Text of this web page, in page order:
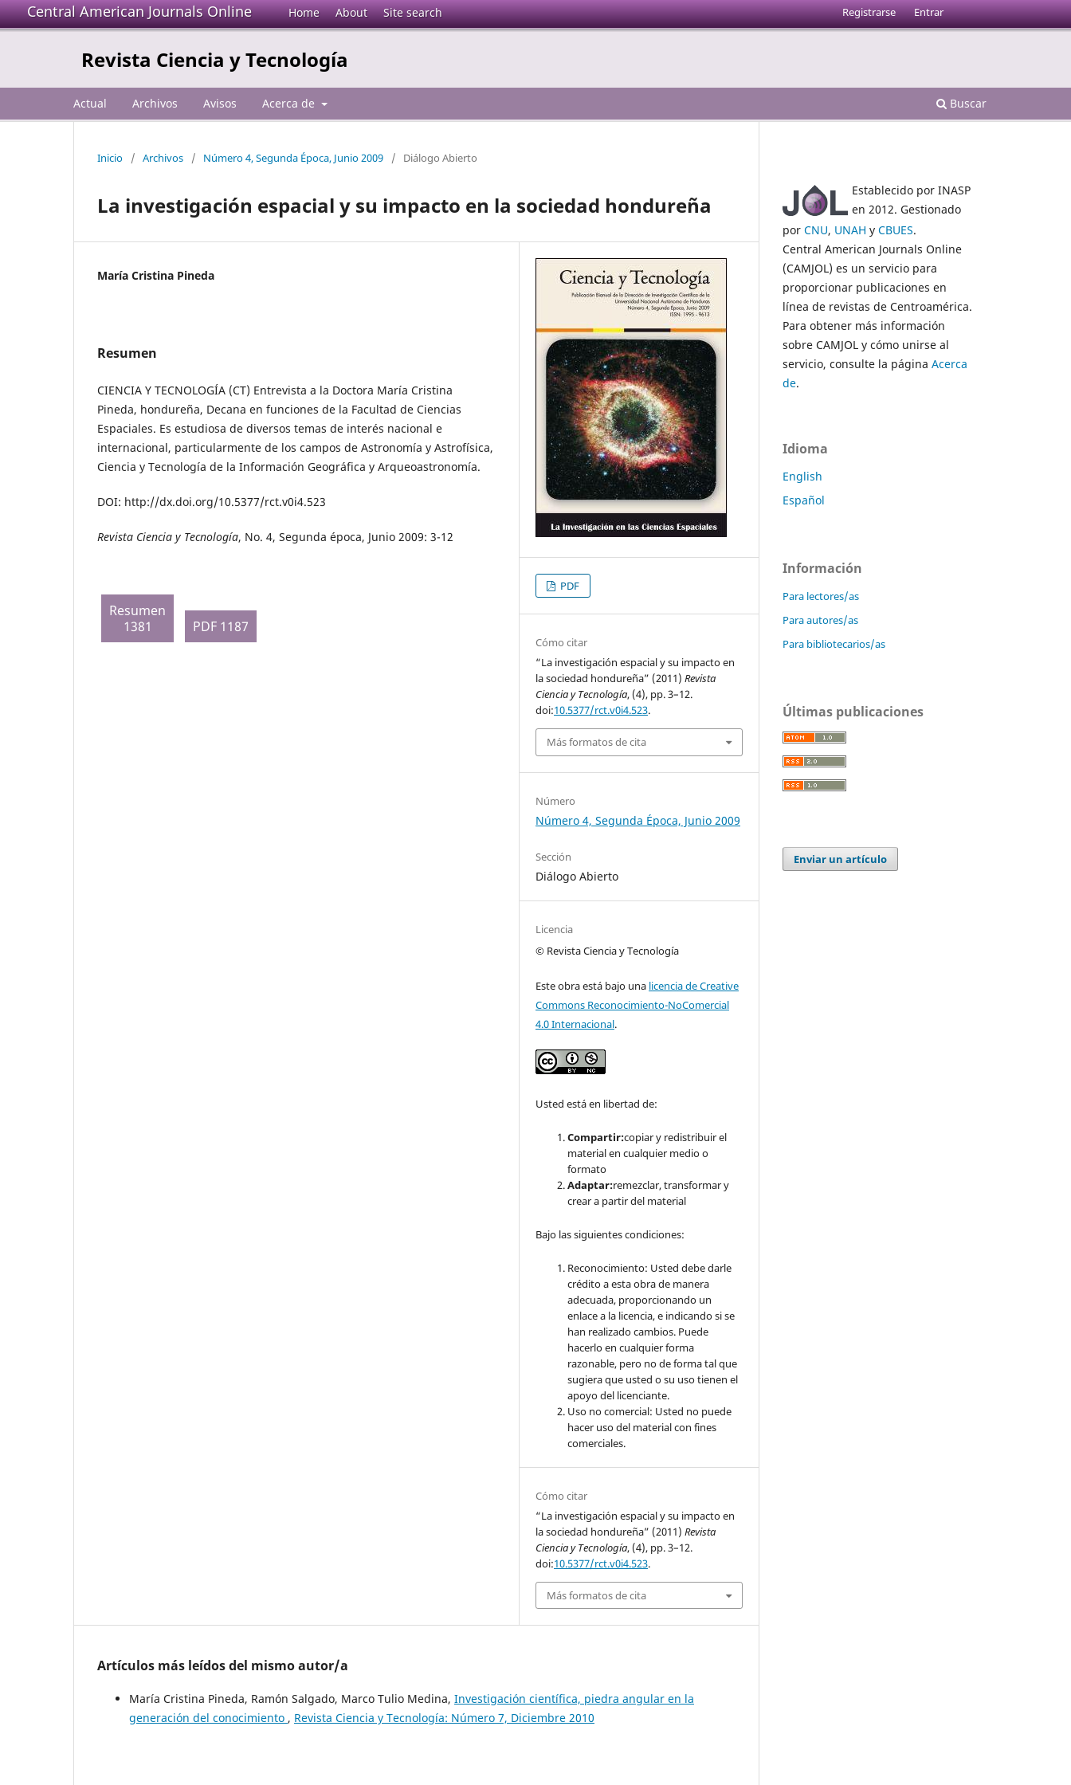
Central American Journals Online Home About Site search
Revista Ciencia y Tecnología
Actual Archivos Avisos Acerca de Buscar
Registrarse Entrar
Inicio / Archivos / Número 4, Segunda Época, Junio 2009 / Diálogo Abierto
La investigación espacial y su impacto en la sociedad hondureña
María Cristina Pineda
Resumen
CIENCIA Y TECNOLOGÍA (CT) Entrevista a la Doctora María Cristina
Pineda, hondureña, Decana en funciones de la Facultad de Ciencias
Espaciales. Es estudiosa de diversos temas de interés nacional e
internacional, particularmente de los campos de Astronomía y Astrofísica,
Ciencia y Tecnología de la Información Geográfica y Arqueoastronomía.
DOI: http://dx.doi.org/10.5377/rct.v0i4.523
Revista Ciencia y Tecnología, No. 4, Segunda época, Junio 2009: 3-12
Resumen
1381
PDF 1187
PDF
Cómo citar
“La investigación espacial y su impacto en
la sociedad hondureña” (2011)Revista
Ciencia y Tecnología, (4), pp. 3–12.
doi:10.5377/rct.v0i4.523.
Más formatos de cita
Número
Número 4, Segunda Época, Junio 2009
Sección
Diálogo Abierto
Licencia
© Revista Ciencia y Tecnología
Este obra está bajo una licencia de Creative
Commons Reconocimiento-NoComercial
4.0 Internacional.
Usted está en libertad de:
Compartir:copiar y redistribuir el
material en cualquier medio o
formato
Adaptar:remezclar, transformar y
crear a partir del material
Bajo las siguientes condiciones:
Reconocimiento: Usted debe darle
crédito a esta obra de manera
adecuada, proporcionando un
enlace a la licencia, e indicando si se
han realizado cambios. Puede
hacerlo en cualquier forma
razonable, pero no de forma tal que
sugiera que usted o su uso tienen el
apoyo del licenciante.
Uso no comercial: Usted no puede
hacer uso del material con fines
comerciales.
Cómo citar
“La investigación espacial y su impacto en
la sociedad hondureña” (2011)Revista
Ciencia y Tecnología, (4), pp. 3–12.
doi:10.5377/rct.v0i4.523.
Más formatos de cita
Artículos más leídos del mismo autor/a
María Cristina Pineda, Ramón Salgado, Marco Tulio Medina, Investigación científica, piedra angular en la
generación del conocimiento , Revista Ciencia y Tecnología: Número 7, Diciembre 2010
Establecido por INASP
en 2012. Gestionado
por CNU, UNAH y CBUES.
Central American Journals Online
(CAMJOL) es un servicio para
proporcionar publicaciones en
línea de revistas de Centroamérica.
Para obtener más información
sobre CAMJOL y cómo unirse al
servicio, consulte la página Acerca
de.
Idioma
English
Español
Información
Para lectores/as
Para autores/as
Para bibliotecarios/as
Últimas publicaciones
Enviar un artículo